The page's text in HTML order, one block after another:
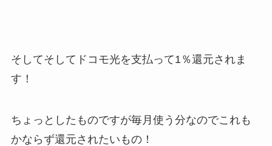
そしてそしてドコモ光を支払って1％還元されま
す！
ちょっとしたものですが毎月使う分なのでこれも
かならず還元されたいもの！